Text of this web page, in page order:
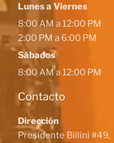
Lunes a Viernes
8:00 AM a 12:00 PM
2:00 PM a 6:00 PM
Sábados
8:00 AM a 12:00 PM
Contacto
Dirección
Presidente Billini #49,